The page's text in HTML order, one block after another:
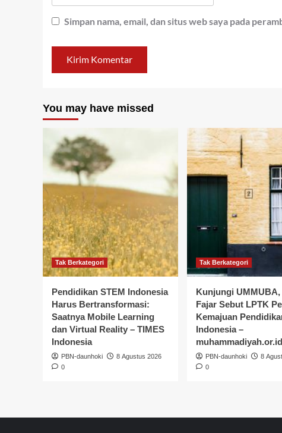
Simpan nama, email, dan situs web saya pada
You may have missed
Tak Berkategori
Pendidikan STEM Indonesia
Harus Bertransformasi:
Saatnya Mobile Learning
dan Virtual Reality – TIMES
Indonesia
PBN-daunhoki
8 Agustus 2026
0
Tak Berkategori
Kunjungi UMMUBA,
Fajar Sebut LPTK
Kemajuan
Indonesia –
muhammadiyah.or.id
PBN-daunhoki
8
0